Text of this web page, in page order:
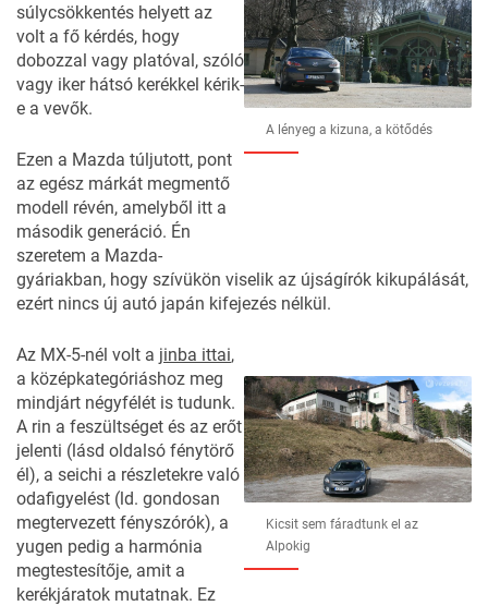
A lényeg a kizuna, a kötődés
súlycsökkentés helyett az
volt a fő kérdés, hogy
dobozzal vagy platóval, szóló
vagy iker hátsó kerékkel kérik-
e a vevők.
Ezen a Mazda túljutott, pont
az egész márkát megmentő
modell révén, amelyből itt a
második generáció. Én
szeretem a Mazda-
gyáriakban, hogy szívükön viselik az újságírók kikupálását,
ezért nincs új autó japán kifejezés nélkül.
Kicsit sem fáradtunk el az
Alpokig
Az MX-5-nél volt a jinba ittai,
a középkategóriáshoz meg
mindjárt négyfélét is tudunk.
A rin a feszültséget és az erőt
jelenti (lásd oldalsó fénytörő
él), a seichi a részletekre való
odafigyelést (ld. gondosan
megtervezett fényszórók), a
yugen pedig a harmónia
megtestesítője, amit a
kerékjáratok mutatnak. Ez